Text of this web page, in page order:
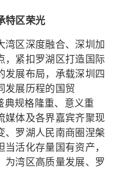
特区荣光
区深度融合、深圳加
，紧扣罗湖区打造国际
发展布局，承载深圳四
发展历程的国贸
典规格隆重、意义重
媒体及各界嘉宾齐聚现
、罗湖人民南商圈涅槃
活化存量国有资产，
为湾区高质量发展、罗